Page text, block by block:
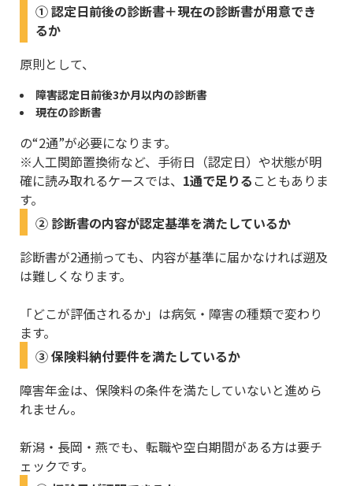
① 認定日前後の診断書＋現在の診断書が用意でき
るか
原則として、
障害認定日前後3か月以内の診断書
現在の診断書
の“2通”が必要になります。
※人工関節置換術など、手術日（認定日）や状態が明
確に読み取れるケースでは、 1通で足りる こともありま
す。
② 診断書の内容が認定基準を満たしているか
診断書が2通揃っても、内容が基準に届かなければ遡及
は難しくなります。
「どこが評価されるか」は病気・障害の種類で変わり
ます。
③ 保険料納付要件を満たしているか
障害年金は、保険料の条件を満たしていないと進めら
れません。
新潟・長岡・燕でも、転職や空白期間がある方は要チ
ェックです。